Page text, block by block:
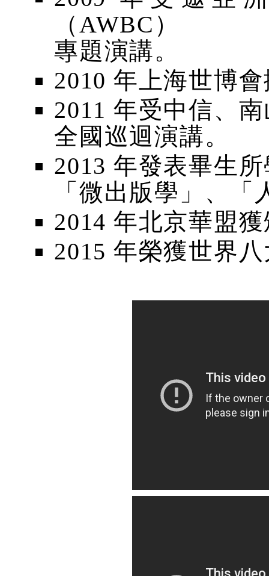
（AWBC）
專題演講。
2010 年上海世博
2011 年受中信、
全國巡迴演講。
2013 年發表畢生
「微出版學」、
2014 年北京華盟
2015 年榮獲世界